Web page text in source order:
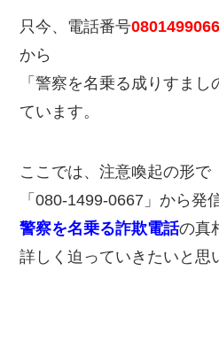
只今、電話番号
から
「警察を名乗る成りすまし
ています。
ここでは、注意喚起の形で
「080-1499-0667」から発
警察を名乗る詐欺電話の真
詳しく迫っていきたいと思